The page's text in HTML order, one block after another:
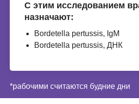
С этим исследованием
назначают:
Bordetella pertussis, IgМ
Bordetella pertussis, ДНК
*рабочими считаются будние дни